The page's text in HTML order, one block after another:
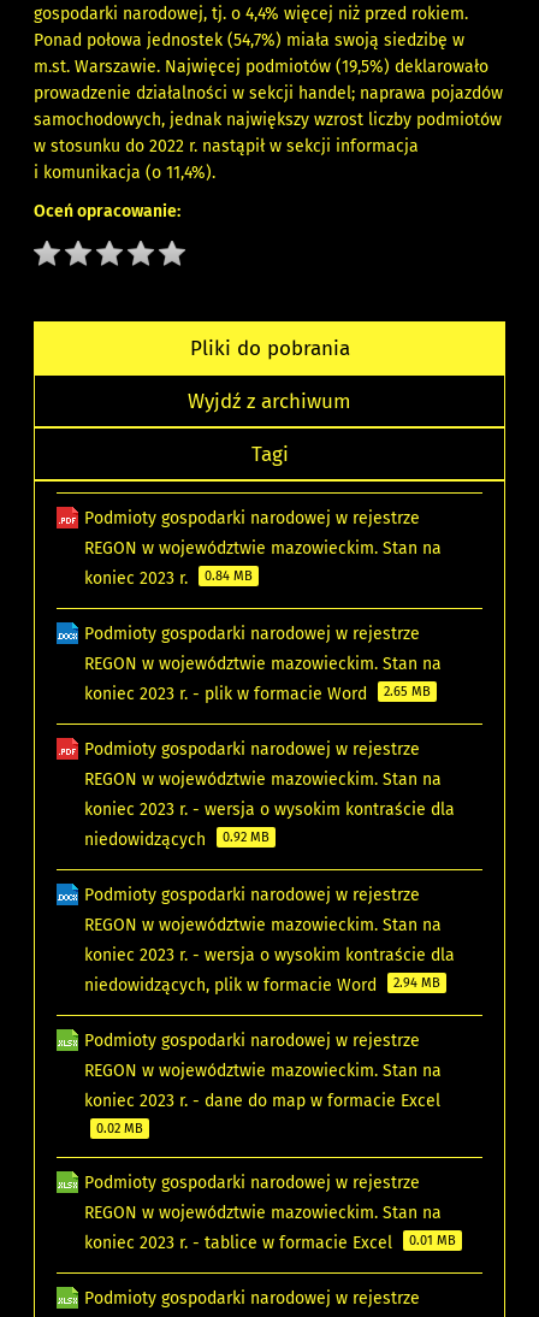
gospodarki narodowej, tj. o 4,4% więcej niż przed rokiem.
Ponad połowa jednostek (54,7%) miała swoją siedzibę w
m.st. Warszawie. Najwięcej podmiotów (19,5%) deklarowało
prowadzenie działalności w sekcji handel; naprawa pojazdów
samochodowych, jednak największy wzrost liczby podmiotów
w stosunku do 2022 r. nastąpił w sekcji informacja
i komunikacja (o 11,4%).
Oceń opracowanie:
Pliki do pobrania
Wyjdź z archiwum
Tagi
Podmioty gospodarki narodowej w rejestrze
REGON w województwie mazowieckim. Stan na
koniec 2023 r.
0.84 MB
Podmioty gospodarki narodowej w rejestrze
REGON w województwie mazowieckim. Stan na
koniec 2023 r. - plik w formacie Word
2.65 MB
Podmioty gospodarki narodowej w rejestrze
REGON w województwie mazowieckim. Stan na
koniec 2023 r. - wersja o wysokim kontraście dla
niedowidzących
0.92 MB
Podmioty gospodarki narodowej w rejestrze
REGON w województwie mazowieckim. Stan na
koniec 2023 r. - wersja o wysokim kontraście dla
niedowidzących, plik w formacie Word
2.94 MB
Podmioty gospodarki narodowej w rejestrze
REGON w województwie mazowieckim. Stan na
koniec 2023 r. - dane do map w formacie Excel
0.02 MB
Podmioty gospodarki narodowej w rejestrze
REGON w województwie mazowieckim. Stan na
koniec 2023 r. - tablice w formacie Excel
0.01 MB
Podmioty gospodarki narodowej w rejestrze